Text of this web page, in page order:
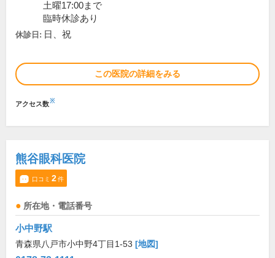
土曜17:00まで
臨時休診あり
休診日: 日、祝
この医院の詳細をみる
アクセス数※
熊谷眼科医院
口コミ 2件
所在地・電話番号
小中野駅
青森県八戸市小中野4丁目1-53 [地図]